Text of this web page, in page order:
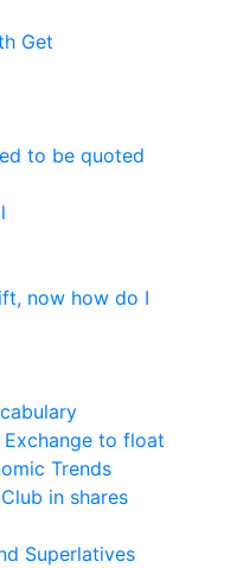
Get
to be quoted
now how do I
to float
Trends
in shares
Superlatives